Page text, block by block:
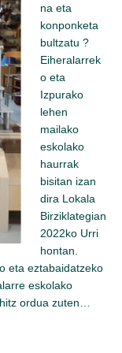
na eta
konponketa
bultzatu ?
Eiheralarrek
o eta
Izpurako
lehen
mailako
eskolako
haurrak
bisitan izan
dira Lokala
Birziklategian
2022ko Urri
hontan.
eta eztabaidatzeko
eskolako
ordua zuten…